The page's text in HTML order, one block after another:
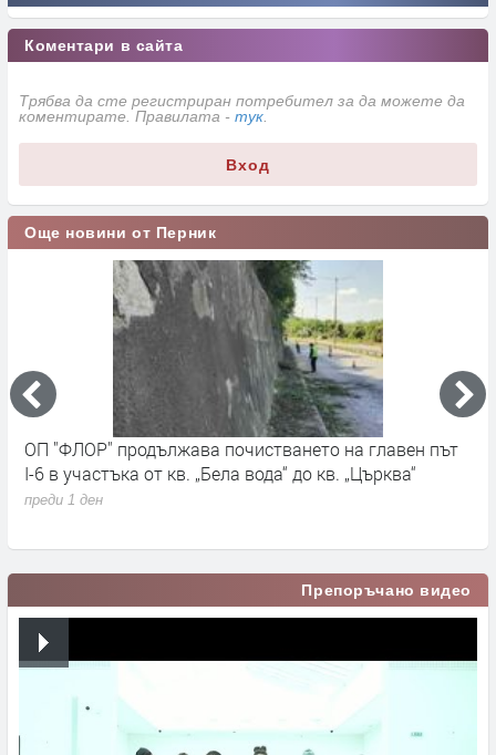
Коментари в сайта
Трябва да сте регистриран потребител за да можете да
коментирате. Правилата - тук
Вход
Още новини от Перник
ОП "ФЛОР" продължава почистването на главен път
I-6 в участъка от кв. „Бела вода“ до кв. „Църква“
преди 1 ден
Препоръчано видео